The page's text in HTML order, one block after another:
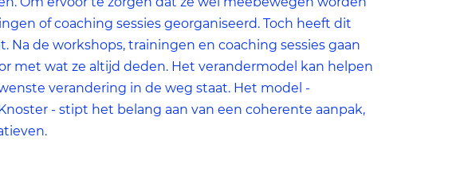
of coaching sessies georganiseerd. Toch heeft dit
Na de workshops, trainingen en coaching sessies gaan
met wat ze altijd deden. Het verandermodel kan helpen
verandering in de weg staat. Het model -
- stipt het belang aan van een coherente aanpak,